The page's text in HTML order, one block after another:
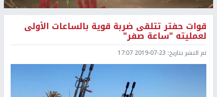
قوات حفتر تتلقى ضربة قوية بالساعات الأولى
لعمليته "ساعة صفر"
تم النشر بتاريخ: 2019-07-23 17:07